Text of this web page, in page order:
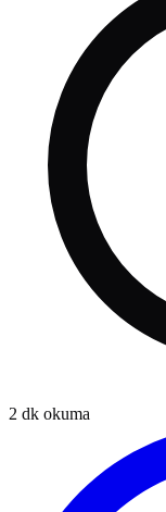
2 dk okuma